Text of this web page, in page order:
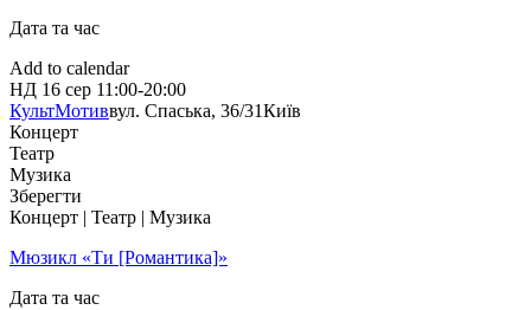
Дата та час
Add to calendar
НД 16 сер 11:00-20:00
КультМотиввул. Спаська, 36/31Київ
Концерт
Театр
Музика
Зберегти
Концерт | Театр | Музика
Мюзикл «Ти [Романтика]»
Дата та час